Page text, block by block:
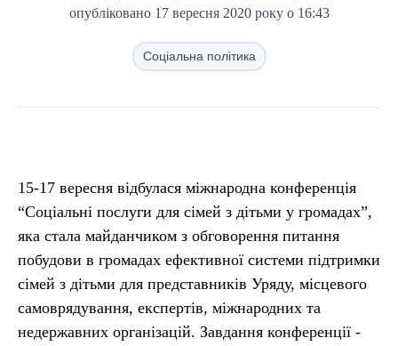
опубліковано 17 вересня 2020 року о 16:43
Соціальна політика
15-17 вересня відбулася міжнародна конференція
“Соціальні послуги для сімей з дітьми у громадах”,
яка стала майданчиком з обговорення питання
побудови в громадах ефективної системи підтримки
сімей з дітьми для представників Уряду, місцевого
самоврядування, експертів, міжнародних та
недержавних організацій. Завдання конференції -